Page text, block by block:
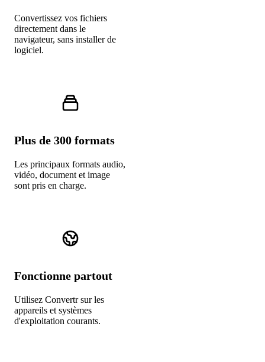
Convertissez vos fichiers
directement dans le
navigateur, sans installer de
logiciel.
Plus de 300 formats
Les principaux formats audio,
vidéo, document et image
sont pris en charge.
Fonctionne partout
Utilisez Convertr sur les
appareils et systèmes
d'exploitation courants.